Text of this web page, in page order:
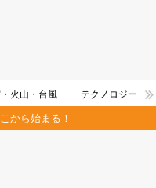
火山・台風 テクノロジー
から始まる！